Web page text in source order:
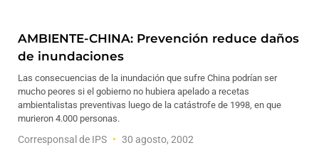
AMBIENTE-CHINA: Prevención reduce daños
de inundaciones
Las consecuencias de la inundación que sufre China podrían ser
mucho peores si el gobierno no hubiera apelado a recetas
ambientalistas preventivas luego de la catástrofe de 1998, en que
murieron 4.000 personas.
Corresponsal de IPS 30 agosto, 2002